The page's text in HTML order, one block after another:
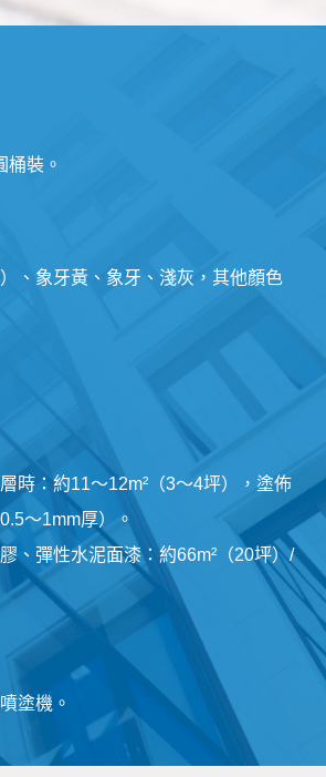
桶裝。
、象牙黃、象牙、淺灰，其他顏色
時：約11～12m²（3～4坪），塗佈
～1mm厚）。
、彈性水泥面漆：約66m²（20坪）/
塗機。